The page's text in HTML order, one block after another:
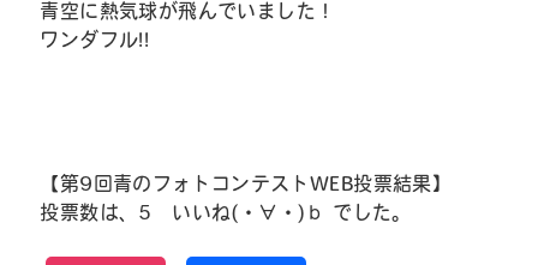
青空に熱気球が飛んでいました！
ワンダフル!!
【第9回青のフォトコンテストWEB投票結果】
投票数は、5 いいね(・∀・)ｂ でした。